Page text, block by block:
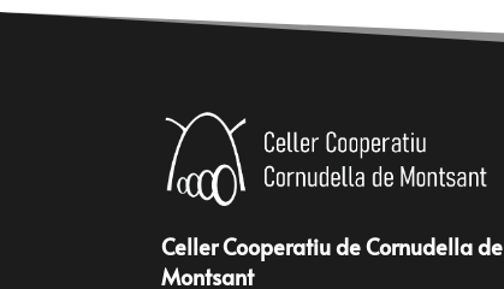
Celler Cooperatiu de Cornudella de
Montsant